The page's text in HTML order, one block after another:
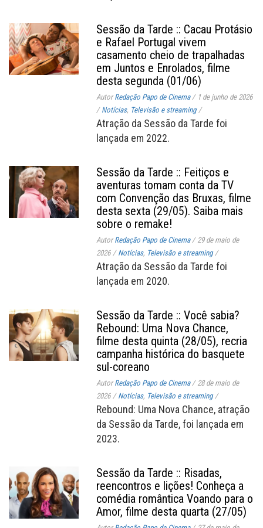
Sessão da Tarde :: Cacau Protásio
e Rafael Portugal vivem
casamento cheio de trapalhadas
em Juntos e Enrolados, filme
desta segunda (01/06)
AutorRedação Papo de Cinema / 1 de junho de 2026
/ Notícias, Televisão e streaming /
Atração da Sessão da Tarde foi
lançada em 2022.
Sessão da Tarde :: Feitiços e
aventuras tomam conta da TV
com Convenção das Bruxas, filme
desta sexta (29/05). Saiba mais
sobre o remake!
AutorRedação Papo de Cinema / 29 de maio de
2026 / Notícias, Televisão e streaming /
Atração da Sessão da Tarde foi
lançada em 2020.
Sessão da Tarde :: Você sabia?
Rebound: Uma Nova Chance,
filme desta quinta (28/05), recria
campanha histórica do basquete
sul-coreano
AutorRedação Papo de Cinema / 28 de maio de
2026 / Notícias, Televisão e streaming /
Rebound: Uma Nova Chance, atração
da Sessão da Tarde, foi lançada em
2023.
Sessão da Tarde :: Risadas,
reencontros e lições! Conheça a
comédia romântica Voando para o
Amor, filme desta quarta (27/05)